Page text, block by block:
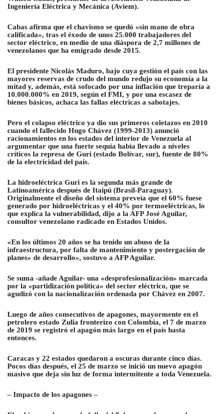
Ingeniería Eléctrica y Mecánica (Aviem).
Cabas afirma que el chavismo se quedó «sin mano de obra
calificada», tras el éxodo de unos 25.000 trabajadores del
sector eléctrico, en medio de una diáspora de 2,7 millones de
venezolanos que ha emigrado desde 2015.
El presidente Nicolás Maduro, bajo cuya gestión el país con las
mayores reservas de crudo del mundo redujo su economía a la
mitad y, además, está sofocado por una inflación que treparía a
10.000.000% en 2019, según el FMI, y por una escasez de
bienes básicos, achaca las fallas eléctricas a sabotajes.
Pero el colapso eléctrico ya dio sus primeros coletazos en 2010
cuando el fallecido Hugo Chávez (1999-2013) anunció
racionamientos en los estados del interior de Venezuela al
argumentar que una fuerte sequía había llevado a niveles
críticos la represa de Guri (estado Bolívar, sur), fuente de 80%
de la electricidad del país.
La hidroeléctrica Guri es la segunda más grande de
Latinoamérica después de Itaipú (Brasil-Paraguay).
Originalmente el diseño del sistema preveía que el 60% fuese
generado por hidroeléctricas y el 40% por termoeléctricas, lo
que explica la vulnerabilidad, dijo a la AFP José Aguilar,
consultor venezolano radicado en Estados Unidos.
«En los últimos 20 años se ha tenido un abuso de la
infraestructura, por falta de mantenimiento y postergación de
planes» de desarrollo», sostuvo a AFP Aguilar.
Se suma -añade Aguilar- una «desprofesionalización» marcada
por la «partidización política» del sector eléctrico, que se
agudizó con la nacionalización ordenada por Chávez en 2007.
Luego de años consecutivos de apagones, mayormente en el
petrolero estado Zulia fronterizo con Colombia, el 7 de marzo
de 2019 se registró el apagón más largo en el país hasta
entonces.
Caracas y 22 estados quedaron a oscuras durante cinco días.
Pocos días después, el 25 de marzo se inició un nuevo apagón
masivo que deja sin luz de forma intermitente a toda Venezuela.
– Impacto de los apagones –